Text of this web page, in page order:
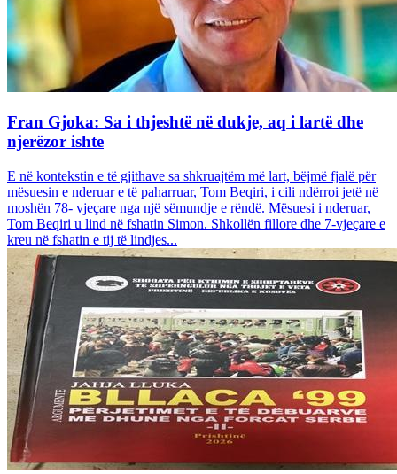
Fran Gjoka: Sa i thjeshtë në dukje, aq i lartë dhe
njerëzor ishte
E në kontekstin e të gjithave sa shkruajtëm më lart, bëjmë fjalë për
mësuesin e nderuar e të paharruar, Tom Beqiri, i cili ndërroi jetë në
moshën 78- vjeçare nga një sëmundje e rëndë. Mësuesi i nderuar,
Tom Beqiri u lind në fshatin Simon. Shkollën fillore dhe 7-vjeçare e
kreu në fshatin e tij të lindjes...